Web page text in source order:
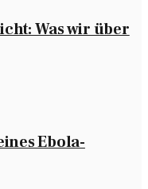
Was wir über
Ebola-